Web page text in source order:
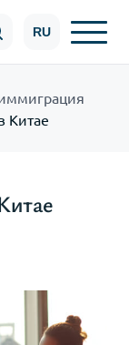
RU
Китае